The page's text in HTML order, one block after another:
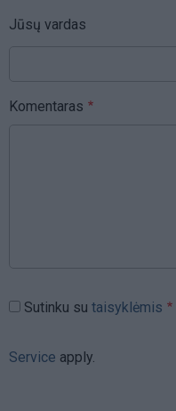
Jūsų vardas
Komentaras
Sutinku su taisyklėmis
Service apply.